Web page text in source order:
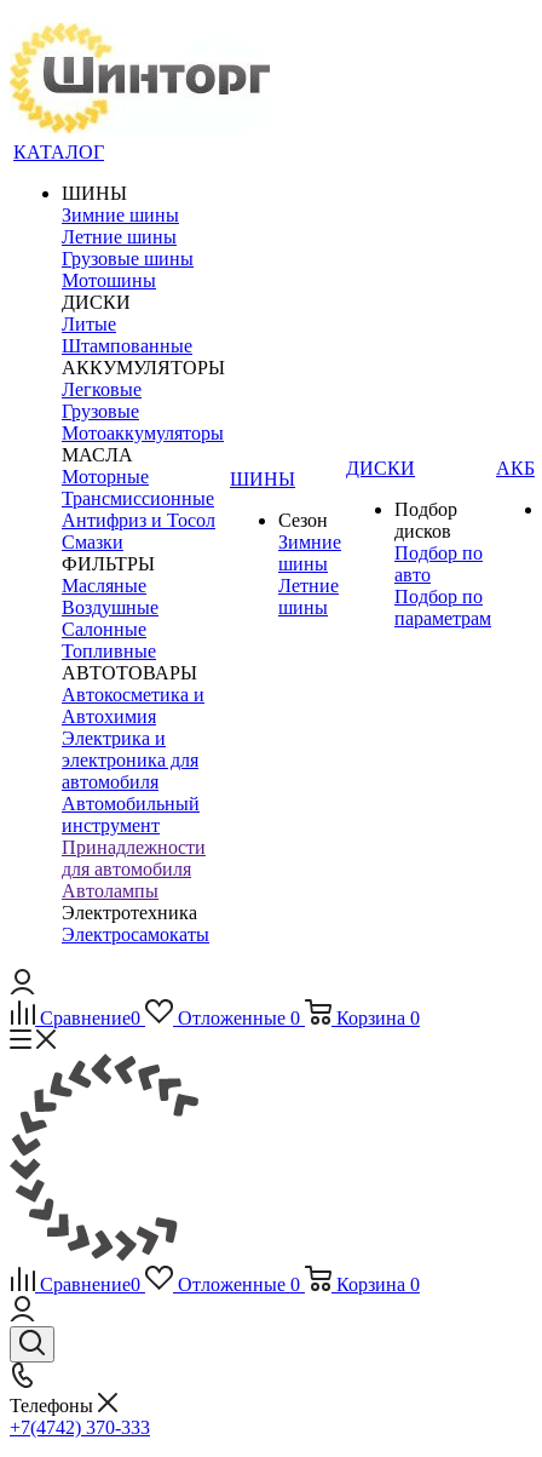
КАТАЛОГ
ШИНЫ
Зимние шины
Летние шины
Грузовые шины
Мотошины
ДИСКИ
Литые
Штампованные
АККУМУЛЯТОРЫ
Легковые
Грузовые
Мотоаккумуляторы
МАСЛА
Моторные
Трансмиссионные
Антифриз и Тосол
Смазки
ФИЛЬТРЫ
Масляные
Воздушные
Салонные
Топливные
АВТОТОВАРЫ
Автокосметика и
Автохимия
Электрика и
электроника для
автомобиля
Автомобильный
инструмент
Принадлежности
для автомобиля
Автолампы
Электротехника
Электросамокаты
ШИНЫ
Сезон
Зимние
шины
Летние
шины
ДИСКИ
Подбор
дисков
Подбор по
авто
Подбор по
параметрам
АКБ
Сравнение0 Отложенные 0 Корзина 0
Сравнение0 Отложенные 0 Корзина 0
Телефоны
+7(4742) 370-333